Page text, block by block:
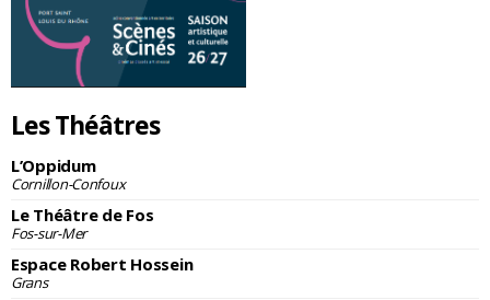
Les Théâtres
L’Oppidum
Cornillon-Confoux
Le Théâtre de Fos
Fos-sur-Mer
Espace Robert Hossein
Grans